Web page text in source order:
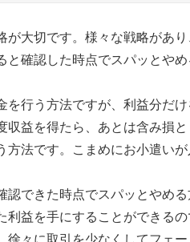
が大切です。様々な戦略があ
と確認した時点でスパッとや
を行う方法ですが、利益分だ
収益を得たら、あとは含み損
方法です。こまめにお小遣い
認できた時点でスパッとやめ
利益を手にすることができる
徐々に取引を少なくしてフェ